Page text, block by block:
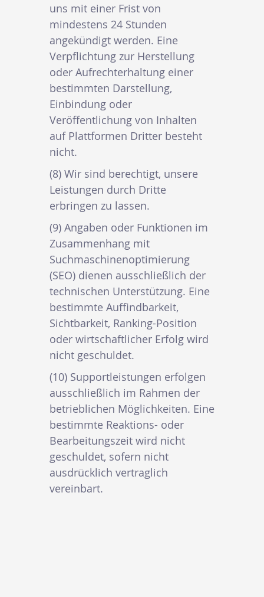
uns mit einer Frist von
mindestens 24 Stunden
angekündigt werden. Eine
Verpflichtung zur Herstellung
oder Aufrechterhaltung einer
bestimmten Darstellung,
Einbindung oder
Veröffentlichung von Inhalten
auf Plattformen Dritter besteht
nicht.
(8) Wir sind berechtigt, unsere
Leistungen durch Dritte
erbringen zu lassen.
(9) Angaben oder Funktionen im
Zusammenhang mit
Suchmaschinenoptimierung
(SEO) dienen ausschließlich der
technischen Unterstützung. Eine
bestimmte Auffindbarkeit,
Sichtbarkeit, Ranking-Position
oder wirtschaftlicher Erfolg wird
nicht geschuldet.
(10) Supportleistungen erfolgen
ausschließlich im Rahmen der
betrieblichen Möglichkeiten. Eine
bestimmte Reaktions- oder
Bearbeitungszeit wird nicht
geschuldet, sofern nicht
ausdrücklich vertraglich
vereinbart.